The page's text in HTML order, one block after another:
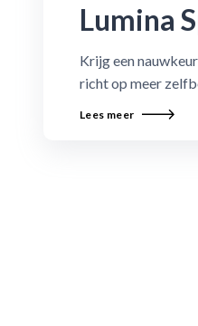
Lumina
Krijg een
richt op meer
Lees meer